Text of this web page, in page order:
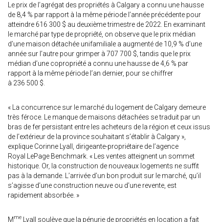
Le prix de l’agrégat des propriétés à Calgary a connu une hausse
de 8,4 % par rapport à la même période l’année précédente pour
atteindre 616 300 $ au deuxième trimestre de 2022. En examinant
le marché par type de propriété, on observe que le prix médian
d’une maison détachée unifamiliale a augmenté de 10,9 % d’une
année sur l’autre pour grimper à 707 700 $, tandis que le prix
médian d’une copropriété a connu une hausse de 4,6 % par
rapport à la même période l’an dernier, pour se chiffrer
à 236 500 $.
« La concurrence sur le marché du logement de Calgary demeure
très féroce. Le manque de maisons détachées se traduit par un
bras de fer persistant entre les acheteurs de la région et ceux issus
de l’extérieur de la province souhaitant s’établir à Calgary »,
explique Corinne Lyall, dirigeante-propriétaire de l’agence
Royal LePage Benchmark. « Les ventes atteignent un sommet
historique. Or, la construction de nouveaux logements ne suffit
pas à la demande. L’arrivée d’un bon produit sur le marché, qu’il
s’agisse d’une construction neuve ou d’une revente, est
rapidement absorbée. »
Mme Lyall soulève que la pénurie de propriétés en location a fait